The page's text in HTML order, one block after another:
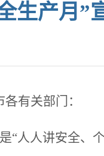
生产月”
有关部门：
“人人讲安全